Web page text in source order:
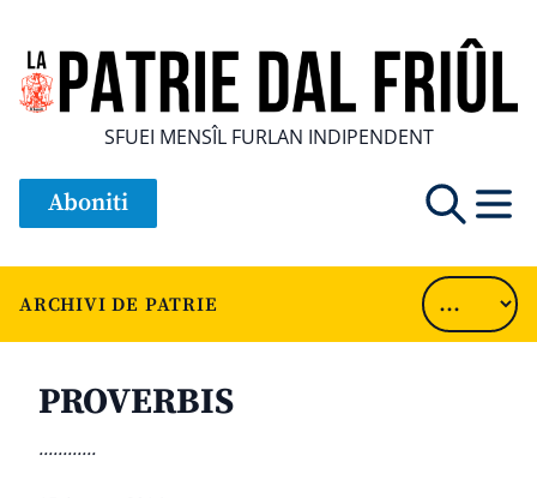
SFUEI MENSÎL FURLAN INDIPENDENT
Aboniti
ARCHIVI DE PATRIE
PROVERBIS
............